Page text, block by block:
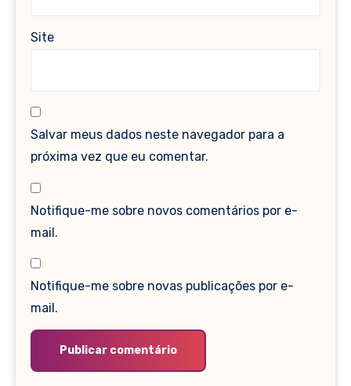
Site
Salvar meus dados neste navegador para a
próxima vez que eu comentar.
Notifique-me sobre novos comentários por e-
mail.
Notifique-me sobre novas publicações por e-
mail.